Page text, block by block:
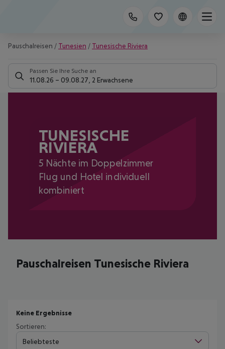
Pauschalreisen / Tunesien / Tunesische Riviera
Passen Sie Ihre Suche an
11.08.26 – 09.08.27 2 Erwachsene
TUNESISCHE
RIVIERA
5 Nächte im Doppelzimmer
Flug und Hotel individuell
kombiniert
Pauschalreisen Tunesische Riviera
Keine Ergebnisse
Sortieren:
Beliebteste